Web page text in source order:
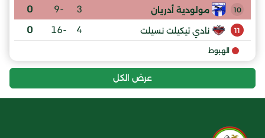
10 مولودية أدريان 3
-9
0
11 نادي تيكيلت نسيلت 4
-16
0
الهبوط
عرض الكل